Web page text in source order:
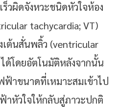
ร็วผิดจังหวะชนิดหัวใจห้อง
tachycardia; VT)
เต้นสั่นพลิ้ว (ventricular
ด้โดยอัตโนมัติหลังจากนั้น
ฟ้าขนาดที่เหมาะสมเข้าไป
หัวใจให้กลับสู่ภาวะปกติ